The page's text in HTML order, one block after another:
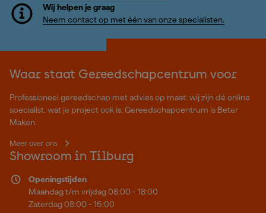
Wij helpen je graag
Neem contact op met één van onze specialisten.
Waar staat Gereedschapcentrum voor
Professioneel gereedschap met advies op maat: wij zijn dé online
specialist, wat je project ook is. Gereedschapcentrum is Beter
Maken.
Meer over ons
Showroom in Tilburg
Openingstijden
Maandag t/m vrijdag 08:00 - 18:00
Zaterdag 08:00 - 16:00